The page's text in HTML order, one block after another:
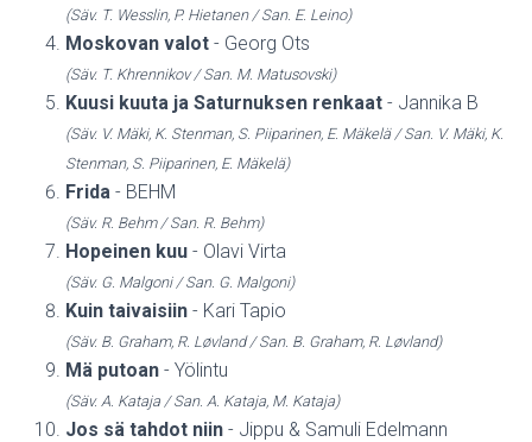
(Säv. T. Wesslin, P. Hietanen / San. E. Leino)
Moskovan valot - Georg Ots
(Säv. T. Khrennikov / San. M. Matusovski)
Kuusi kuuta ja Saturnuksen renkaat - Jannika B
(Säv. V. Mäki, K. Stenman, S. Piiparinen, E. Mäkelä / San. V. Mäki, K.
Stenman, S. Piiparinen, E. Mäkelä)
Frida - BEHM
(Säv. R. Behm / San. R. Behm)
Hopeinen kuu - Olavi Virta
(Säv. G. Malgoni / San. G. Malgoni)
Kuin taivaisiin - Kari Tapio
(Säv. B. Graham, R. Løvland / San. B. Graham, R. Løvland)
Mä putoan - Yölintu
(Säv. A. Kataja / San. A. Kataja, M. Kataja)
Jos sä tahdot niin - Jippu & Samuli Edelmann